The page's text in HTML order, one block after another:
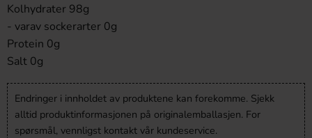
Kolhydrater 98g
- varav sockerarter 0g
Protein 0g
Salt 0g
Endringer i innholdet av produktene kan forekomme. Sjekk
alltid produktinformasjonen på originalemballasjen. For
spørsmål, vennligst kontakt vår kundeservice.